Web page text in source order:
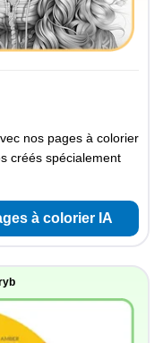
nos pages à colorier
créés spécialement
à colorier IA